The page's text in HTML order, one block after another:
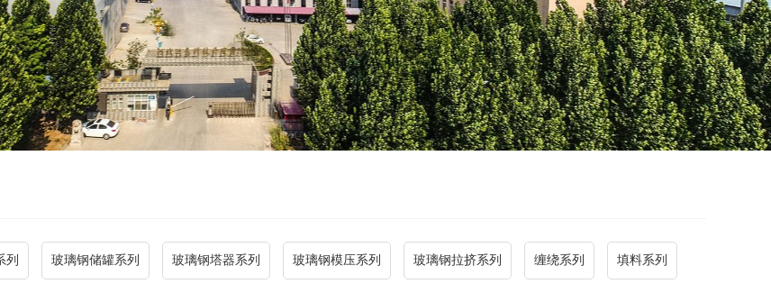
列 玻璃钢储罐系列 玻璃钢塔器系列 玻璃钢模压系列 玻璃钢拉挤系列 缠绕系列 填料系列